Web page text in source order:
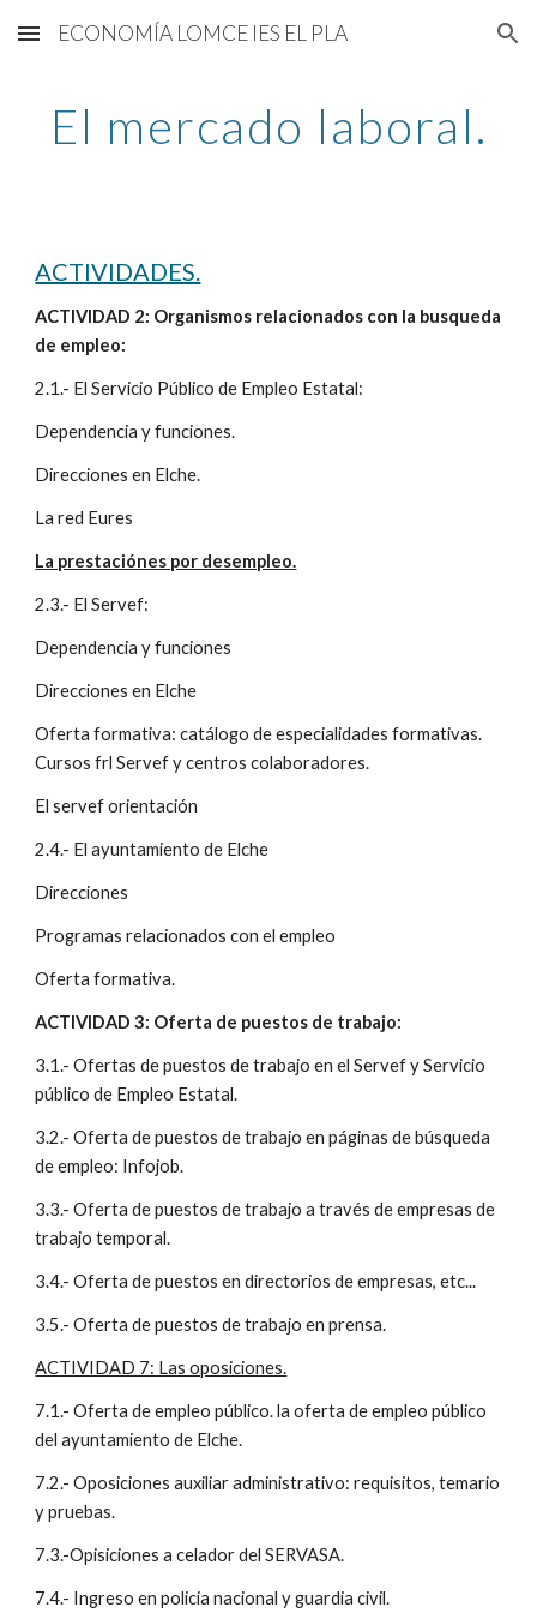
Skip to main content Skip to navigation
ECONOMÍA LOMCE IES EL PLA
El mercado laboral.
ACTIVIDADES.
ACTIVIDAD 2: Organismos relacionados con la busqueda
de empleo:
2.1.- El Servicio Público de Empleo Estatal:
Dependencia y funciones.
Direcciones en Elche.
La red Eures
La prestaciónes por desempleo.
2.3.- El Servef:
Dependencia y funciones
Direcciones en Elche
Oferta formativa: catálogo de especialidades formativas.
Cursos frl Servef y centros colaboradores.
El servef orientación
2.4.- El ayuntamiento de Elche
Direcciones
Programas relacionados con el empleo
Oferta formativa.
ACTIVIDAD 3: Oferta de puestos de trabajo:
3.1.- Ofertas de puestos de trabajo en el Servef y Servicio
público de Empleo Estatal.
3.2.- Oferta de puestos de trabajo en páginas de búsqueda
de empleo: Infojob.
3.3.- Oferta de puestos de trabajo a través de empresas de
trabajo temporal.
3.4.- Oferta de puestos en directorios de empresas, etc...
3.5.- Oferta de puestos de trabajo en prensa.
ACTIVIDAD 7: Las oposiciones.
7.1.- Oferta de empleo público. la oferta de empleo público
del ayuntamiento de Elche.
7.2.- Oposiciones auxiliar administrativo: requisitos, temario
y pruebas.
7.3.-Opisiciones a celador del SERVASA.
7.4.- Ingreso en policia nacional y guardia civil.